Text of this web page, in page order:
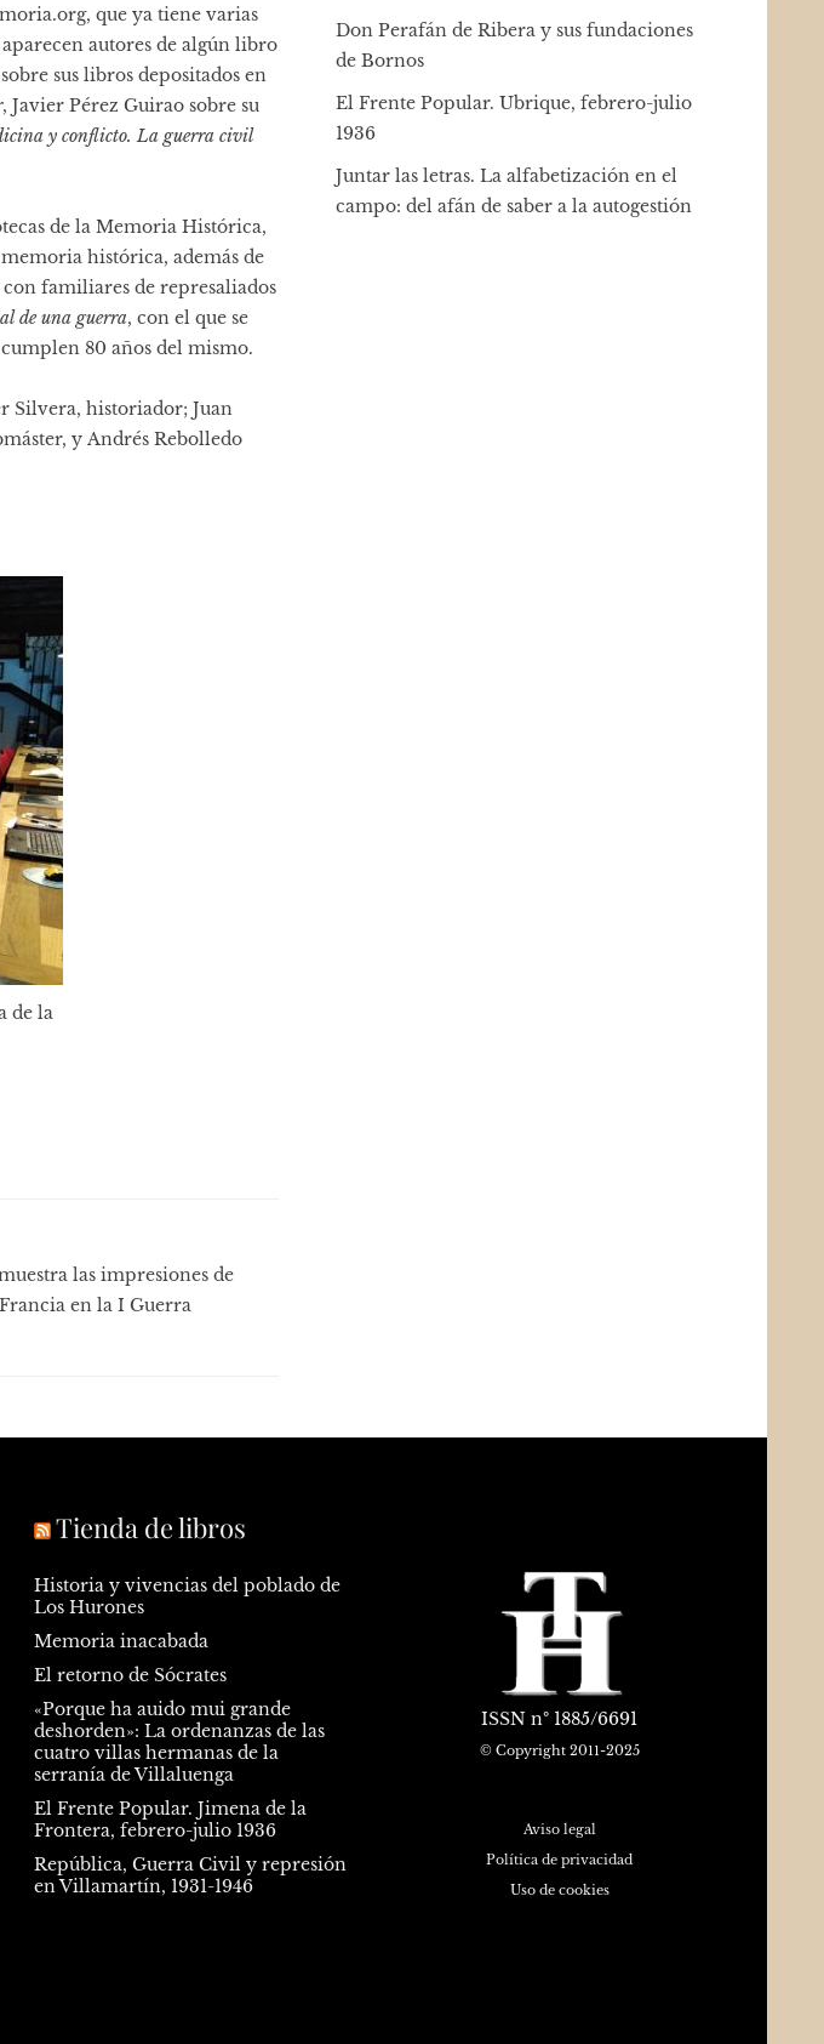
, que ya tiene varias
aparecen autores de algún libro
sus libros depositados en
, Javier Pérez Guirao sobre su
y conflicto. La guerra civil
de la Memoria Histórica,
histórica, además de
familiares de represaliados
de una guerra, con el que se
80 años del mismo.
Silvera, historiador; Juan
y Andrés Rebolledo
de la
las impresiones de
en la I Guerra
Don Perafán de Ribera y sus fundaciones
de Bornos
El Frente Popular. Ubrique, febrero-julio
1936
Juntar las letras. La alfabetización en el
campo: del afán de saber a la autogestión
Tienda de libros
Historia y vivencias del poblado de
Los Hurones
Memoria inacabada
El retorno de Sócrates
«Porque ha auido mui grande
deshorden»: La ordenanzas de las
cuatro villas hermanas de la
serranía de Villaluenga
El Frente Popular. Jimena de la
Frontera, febrero-julio 1936
República, Guerra Civil y represión
en Villamartín, 1931-1946
ISSN nº 1885/6691
© Copyright 2011-2025
Aviso legal
Política de privacidad
Uso de cookies